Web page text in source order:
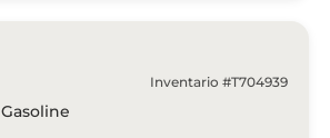
Inventario #T704939
Gasoline